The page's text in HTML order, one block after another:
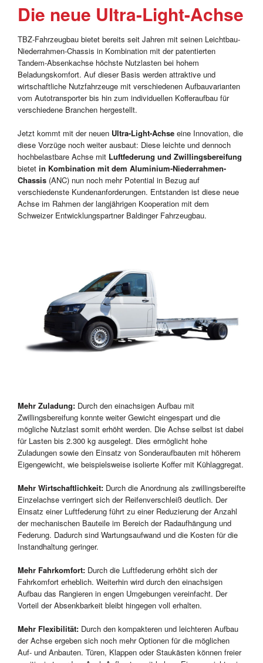
Die neue Ultra-Light-Achse
TBZ-Fahrzeugbau bietet bereits seit Jahren mit seinen Leichtbau-
Niederrahmen-Chassis in Kombination mit der patentierten
Tandem-Absenkachse höchste Nutzlasten bei hohem
Beladungskomfort. Auf dieser Basis werden attraktive und
wirtschaftliche Nutzfahrzeuge mit verschiedenen Aufbauvarianten
vom Autotransporter bis hin zum individuellen Kofferaufbau für
verschiedene Branchen hergestellt.
Jetzt kommt mit der neuen Ultra-Light-Achseeine Innovation, die
diese Vorzüge noch weiter ausbaut: Diese leichte und dennoch
hochbelastbare Achse mit Luftfederung und Zwillingsbereifung
bietet in Kombination mit dem Aluminium-Niederrahmen-
Chassis(ANC) nun noch mehr Potential in Bezug auf
verschiedenste Kundenanforderungen. Entstanden ist diese neue
Achse im Rahmen der langjährigen Kooperation mit dem
Schweizer Entwicklungspartner Baldinger Fahrzeugbau.
Mehr Zuladung:Durch den einachsigen Aufbau mit
Zwillingsbereifung konnte weiter Gewicht eingespart und die
mögliche Nutzlast somit erhöht werden. Die Achse selbst ist dabei
für Lasten bis 2.300 kg ausgelegt. Dies ermöglicht hohe
Zuladungen sowie den Einsatz von Sonderaufbauten mit höherem
Eigengewicht, wie beispielsweise isolierte Koffer mit Kühlaggregat.
Mehr Wirtschaftlichkeit:Durch die Anordnung als zwillingsbereifte
Einzelachse verringert sich der Reifenverschleiß deutlich. Der
Einsatz einer Luftfederung führt zu einer Reduzierung der Anzahl
der mechanischen Bauteile im Bereich der Radaufhängung und
Federung. Dadurch sind Wartungsaufwand und die Kosten für die
Instandhaltung geringer.
Mehr Fahrkomfort:Durch die Luftfederung erhöht sich der
Fahrkomfort erheblich. Weiterhin wird durch den einachsigen
Aufbau das Rangieren in engen Umgebungen vereinfacht. Der
Vorteil der Absenkbarkeit bleibt hingegen voll erhalten.
Mehr Flexibilität:Durch den kompakteren und leichteren Aufbau
der Achse ergeben sich noch mehr Optionen für die möglichen
Auf- und Anbauten. Türen, Klappen oder Staukästen können freier